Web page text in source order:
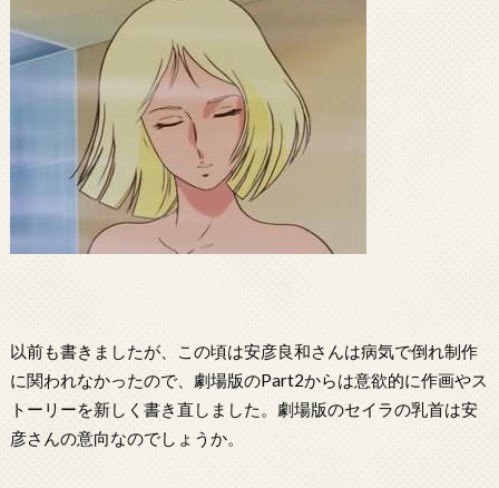
以前も書きましたが、この頃は安彦良和さんは病気で倒れ制作
に関われなかったので、劇場版のPart2からは意欲的に作画やス
トーリーを新しく書き直しました。劇場版のセイラの乳首は安
彦さんの意向なのでしょうか。